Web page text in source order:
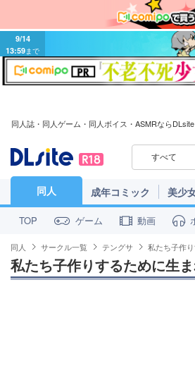
9/14
13:59まで
同人誌・同人ゲーム・同人ボイス・ASMRならDLsite
すべて
同人 成年コミック 美少
TOP ゲーム 動画
同人 サークル一覧 テングサ 私たち子作
私たち子作りするために生